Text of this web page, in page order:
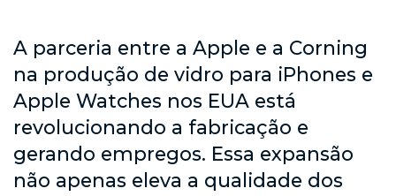
A parceria entre a Apple e a Corning
na produção de vidro para iPhones e
Apple Watches nos EUA está
revolucionando a fabricação e
gerando empregos. Essa expansão
não apenas eleva a qualidade dos